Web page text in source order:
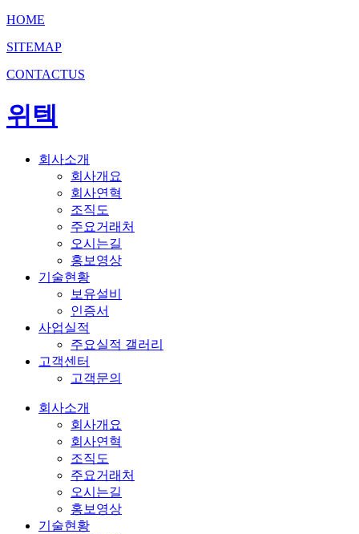
HOME
SITEMAP
CONTACTUS
위텍
회사소개
회사개요
회사연혁
조직도
주요거래처
오시는길
홍보영상
기술현황
보유설비
인증서
사업실적
주요실적 갤러리
고객센터
고객문의
회사소개
회사개요
회사연혁
조직도
주요거래처
오시는길
홍보영상
기술현황